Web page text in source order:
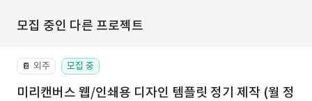
모집 중인 다른 프로젝트
📔 외주 모집 중
미리캔버스 웹/인쇄용 디자인 템플릿 정기 제작 (월 정